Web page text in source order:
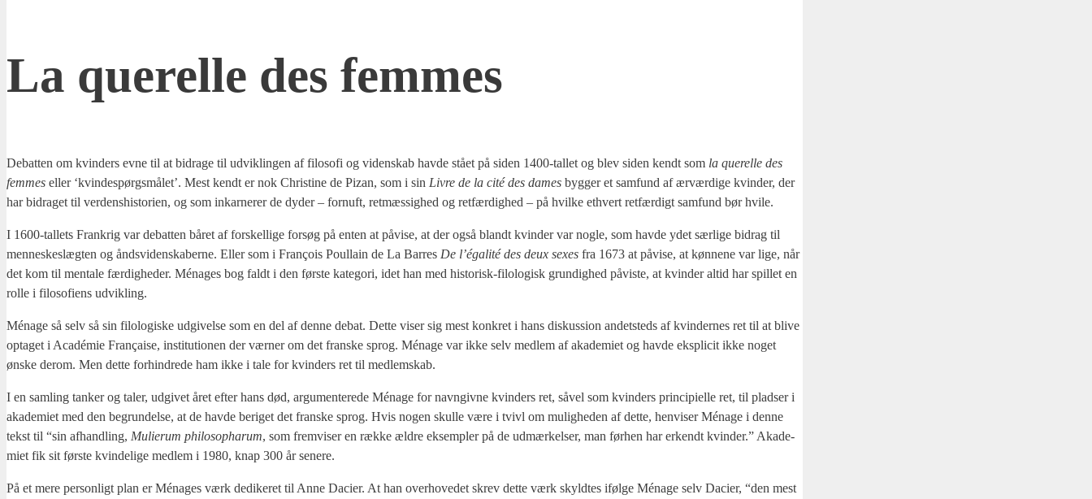
La que­rel­le des fem­mes
Debat­ten om kvin­ders evne til at bidra­ge til udvik­lin­gen af filo­so­fi og viden­skab hav­de stå­et på siden 1400-tal­let og blev siden kendt som la que­rel­le des
fem­mes eller ‘kvin­despørgs­må­let’. Mest kendt er nok Chri­sti­ne de Pizan, som i sin Liv­re de la cité des dames byg­ger et sam­fund af ærvær­di­ge kvin­der, der
har bidra­get til ver­dens­hi­sto­ri­en, og som inkar­ne­rer de dyder – for­nuft, ret­mæs­sig­hed og ret­fær­dig­hed – på hvil­ke ethvert ret­fær­digt sam­fund bør hvi­le.
I 1600-tal­lets Frank­rig var debat­ten båret af for­skel­li­ge for­søg på enten at påvi­se, at der også blandt kvin­der var nog­le, som hav­de ydet sær­li­ge bidrag til
men­ne­skeslæg­ten og ånds­vi­den­ska­ber­ne. Eller som i François Poul­lain de La Bar­res De l’é­ga­lité des deux sexes fra 1673 at påvi­se, at køn­ne­ne var lige, når
det kom til men­tale fær­dig­he­der. Ména­ges bog faldt i den før­ste kate­go­ri, idet han med histo­risk-filo­lo­gisk grun­dig­hed påvi­ste, at kvin­der altid har spil­let en
rol­le i filo­so­fi­ens udvik­ling.
Ména­ge så selv så sin filo­lo­gi­ske udgi­vel­se som en del af den­ne debat. Det­te viser sig mest kon­kret i hans dis­kus­sion andet­steds af kvin­der­nes ret til at bli­ve
opta­get i Acadé­mie Françai­se, insti­tu­tio­nen der vær­ner om det fran­ske sprog. Ména­ge var ikke selv med­lem af aka­de­mi­et og hav­de eks­pli­cit ikke noget
ønske derom. Men det­te for­hin­dre­de ham ikke i tale for kvin­ders ret til med­lem­skab.
I en sam­ling tan­ker og taler, udgi­vet året efter hans død, argu­men­te­re­de Ména­ge for navn­giv­ne kvin­ders ret, såvel som kvin­ders prin­ci­pi­el­le ret, til plad­ser i
aka­de­mi­et med den begrun­del­se, at de hav­de beri­get det fran­ske sprog. Hvis nogen skul­le være i tvivl om mulig­he­den af det­te, hen­vi­ser Ména­ge i den­ne
tekst til “sin afhand­ling, Muli­e­rum phi­los­op­harum, som frem­vi­ser en ræk­ke ældre eksemp­ler på de udmær­kel­ser, man før­hen har erkendt kvin­der.” Aka­de­
mi­et fik sit før­ste kvin­de­li­ge med­lem i 1980, knap 300 år sene­re.
På et mere per­son­ligt plan er Ména­ges værk dedi­ke­ret til Anne Daci­er. At han over­ho­ve­det skrev det­te værk skyld­tes iføl­ge Ména­ge selv Daci­er, “den mest